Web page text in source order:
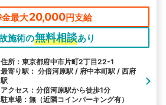
最大20,000円支給
施術の無料相談あり
住所：東京都府中市片町2丁目22-1
最寄り駅： 分倍河原駅 / 府中本町駅 / 西府
駅
アクセス：分倍河原駅から徒歩1分
駐車場：無（近隣コインパーキング有）